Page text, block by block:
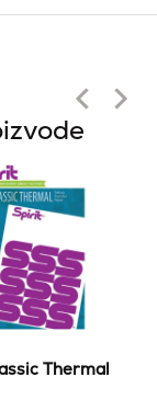
Thermal